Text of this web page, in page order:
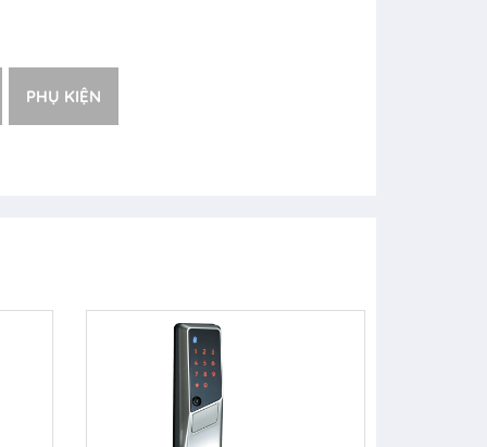
PHỤ KIỆN